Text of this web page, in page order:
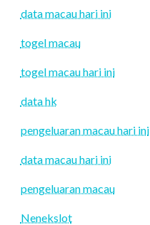
data macau hari ini
togel macau
togel macau hari ini
data hk
pengeluaran macau hari ini
data macau hari ini
pengeluaran macau
Nenekslot